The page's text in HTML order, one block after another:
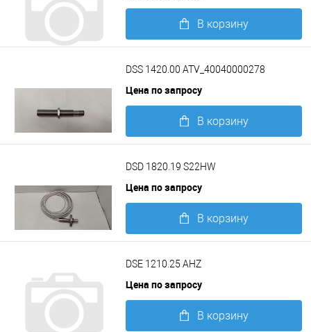
В корзину
DSS 1420.00 ATV_40040000278
Цена по запросу
В корзину
DSD 1820.19 S22HW
Цена по запросу
В корзину
DSE 1210.25 AHZ
Цена по запросу
В корзину